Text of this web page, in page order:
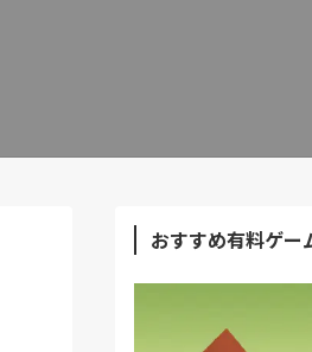
おすすめ有料ゲー